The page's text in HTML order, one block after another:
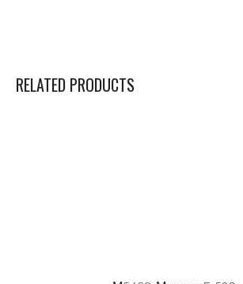
RELATED PRODUCTS